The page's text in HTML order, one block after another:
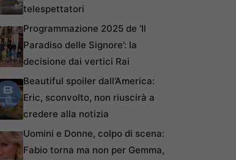
telespettatori
Programmazione 2025 de ‘Il
Paradiso delle Signore’: la
decisione dai vertici Rai
Beautiful spoiler dall’America:
Eric, sconvolto, non riuscirà a
credere alla notizia
Uomini e Donne, colpo di scena:
Fabio torna ma non per Gemma,